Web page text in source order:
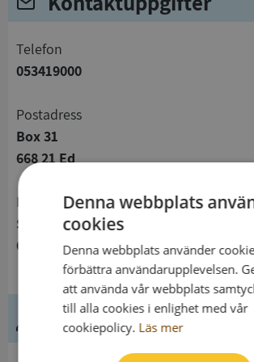
telefon
053419000
Postadress
Box 31
668 21 Ed
Besöksadress
Storgatan 27
668 30 Ed
Ledning
Denna webbplats
cookies
Denna webbplats använder
förbättra användarupplevelsen.
att använda vår webbplats
till alla cookies i enlighet med vår
cookiepolicy. Läs mer